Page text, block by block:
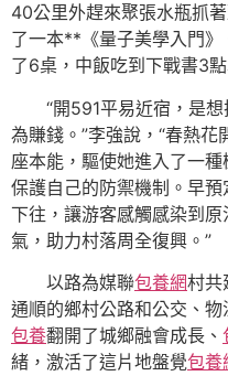
40公里外趕來聚張水瓶抓
了一本**《量子美學入門》
了6桌，中飯吃到下戰書3
“開591平易近宿，是
為賺錢。”李強說，“春熱
座本能，驅使她進入了一
保護自己的防禦機制。早預
下往，讓游客感觸感染到
氣，助力村落周全復興。”
以路為媒聯包養網村共
通順的鄉村公路和公交、
包養翻開了城鄉融會成長、
緒，激活了這片地盤覺包養